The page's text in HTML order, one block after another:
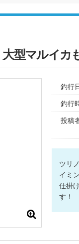
型マルイカ
釣行
釣行
投稿
ツリ
イミ
仕掛
す！